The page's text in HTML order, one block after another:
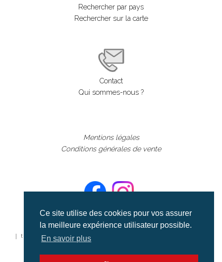
Ce site utilise des cookies pour vos assurer
la meilleure expérience utilisateur possible.
En savoir plus
Rechercher par pays
Rechercher sur la carte
Contact
Qui sommes-nous ?
Mentions légales
Conditions générales de vente
©aerialcollection marque déposée 2024
| tous droits réservés | aerialcollection.fr banque d'images
aériennes et documentaires video et cinéma |